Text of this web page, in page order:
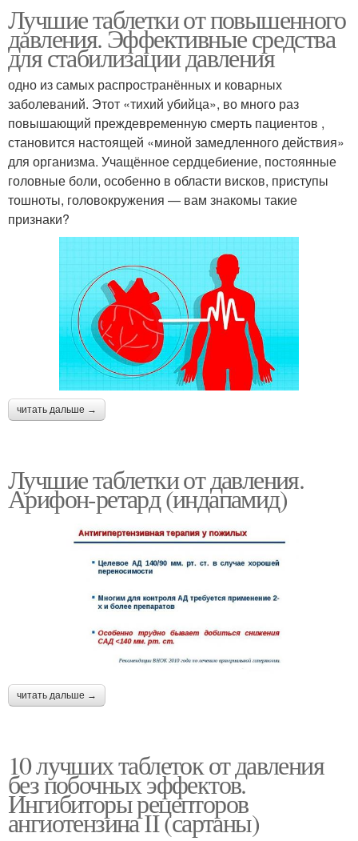
Лучшие таблетки от повышенного
давления. Эффективные средства
для стабилизации давления
одно из самых распространённых и коварных
заболеваний. Этот «тихий убийца», во много раз
повышающий преждевременную смерть пациентов ,
становится настоящей «миной замедленного действия»
для организма. Учащённое сердцебиение, постоянные
головные боли, особенно в области висков, приступы
тошноты, головокружения — вам знакомы такие
признаки?
читать дальше →
Лучшие таблетки от давления.
Арифон-ретард (индапамид)
читать дальше →
10 лучших таблеток от давления
без побочных эффектов.
Ингибиторы рецепторов
ангиотензина ІІ (сартаны)